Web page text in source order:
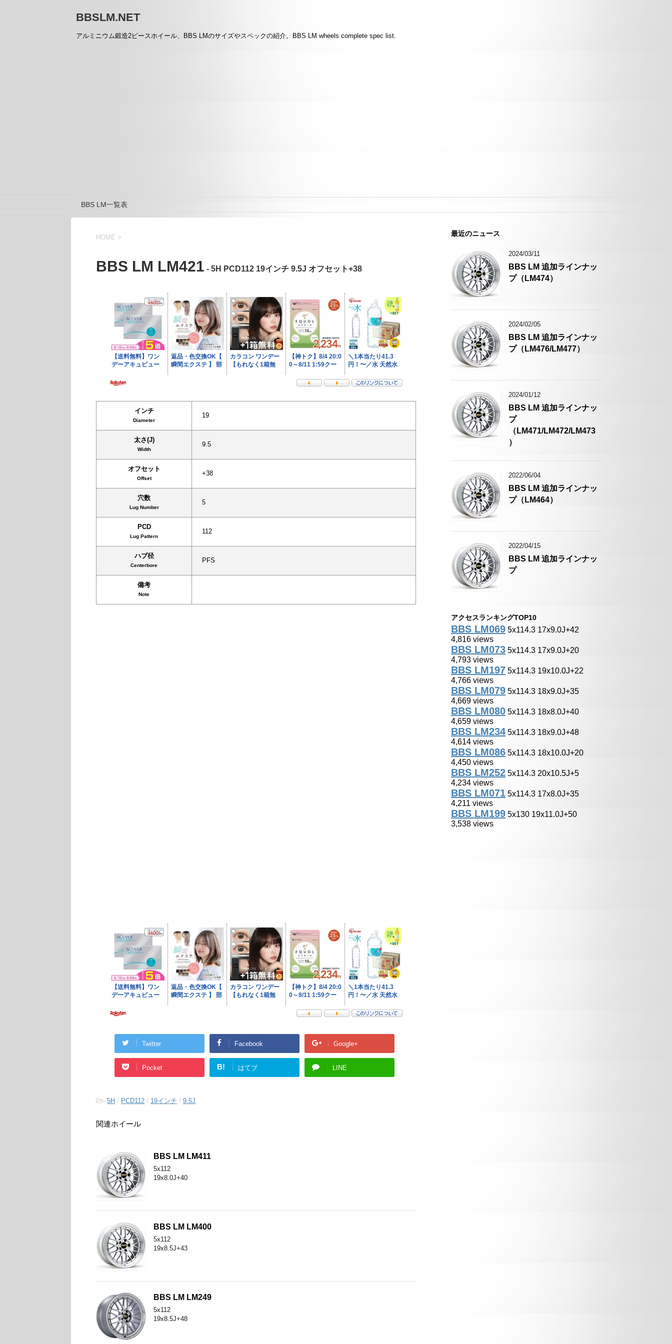
BBSLM.NET
アルミニウム鍛造2ピースホイール、BBS LMのサイズやスペックの紹介。BBS LM wheels complete spec list.
BBS LM一覧表
HOME >
BBS LM LM421 - 5H PCD112 19インチ 9.5J オフセット+38
インチ
Diameter
19
太さ(J)
Width
9.5
オフセット
Offset
+38
穴数
Lug Number
5
PCD
Lug Pattern
112
ハブ径
Centerbore
PFS
備考
Note
Twitter Facebook Google+
Pocket B! はてブ LINE
- 5H / PCD112 / 19インチ / 9.5J
関連ホイール
BBS LM LM411
5x112
19x8.0J+40
BBS LM LM400
5x112
19x8.5J+43
BBS LM LM249
5x112
19x8.5J+48
最近のニュース
2024/03/11
BBS LM 追加ラインナッ
プ（LM474）
2024/02/05
BBS LM 追加ラインナッ
プ（LM476/LM477）
2024/01/12
BBS LM 追加ラインナッ
プ
（LM471/LM472/LM473
）
2022/06/04
BBS LM 追加ラインナッ
プ（LM464）
2022/04/15
BBS LM 追加ラインナッ
プ
アクセスランキングTOP10
BBS LM069 5x114.3 17x9.0J+42
4,816 views
BBS LM073 5x114.3 17x9.0J+20
4,793 views
BBS LM197 5x114.3 19x10.0J+22
4,766 views
BBS LM079 5x114.3 18x9.0J+35
4,669 views
BBS LM080 5x114.3 18x8.0J+40
4,659 views
BBS LM234 5x114.3 18x9.0J+48
4,614 views
BBS LM086 5x114.3 18x10.0J+20
4,450 views
BBS LM252 5x114.3 20x10.5J+5
4,234 views
BBS LM071 5x114.3 17x8.0J+35
4,211 views
BBS LM199 5x130 19x11.0J+50
3,538 views